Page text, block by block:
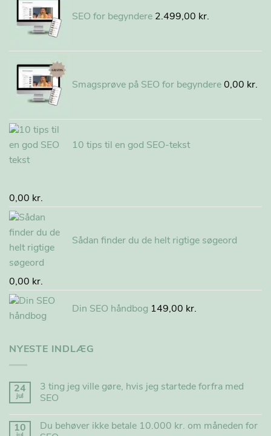
SEO for begyndere 2.499,00 kr.
Smagsprøve på SEO for begyndere 0,00 kr.
10 tips til en god SEO-tekst
Vurderet
5.00ud af
5
0,00 kr.
Sådan finder du de helt rigtige søgeord
0,00 kr.
Din SEO håndbog 149,00 kr.
NYESTE INDLÆG
24
jul
3 ting jeg ville gøre, hvis jeg startede forfra med
SEO
10
Du behøver ikke betale 10.000 kr. om måneden for